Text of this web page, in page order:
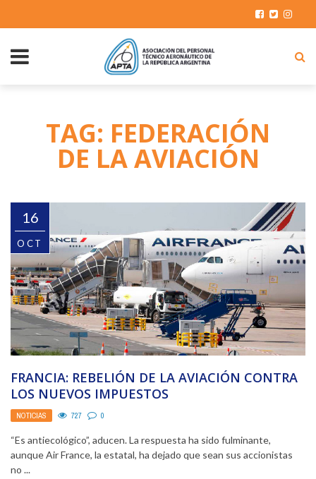
TAG: FEDERACIÓN
DE LA AVIACIÓN
16
OCT
FRANCIA: REBELIÓN DE LA AVIACIÓN CONTRA
LOS NUEVOS IMPUESTOS
NOTICIAS 727 0
“Es antiecológico”, aducen. La respuesta ha sido fulminante,
aunque Air France, la estatal, ha dejado que sean sus accionistas
no ...